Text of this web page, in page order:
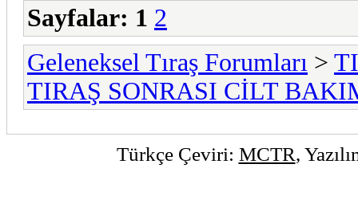
Sayfalar: 1 2
Geleneksel Tıraş Forumları >
TIRAŞ SONRASI CİLT
Türkçe Çeviri: MCTR,